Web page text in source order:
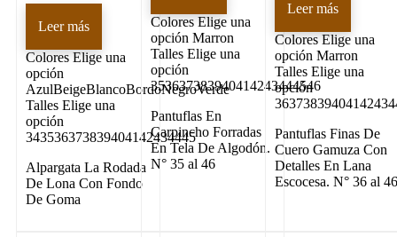
Leer más
Colores Elige una
opción
AzulBeigeBlancoBordoNegroVerde
Talles Elige una
opción
343536373839404142434445
Alpargata La Rodada
De Lona Con Fondo
De Goma
ColoresElige una
opción Marron
TallesElige una
opción
353637383940414243444546
Pantuflas En
Carpincho Forradas
En Tela De Algodón.
N° 35 al 46
Leer más
Colores Elige una
opción Marron
Talles Elige una
opción
Pantuflas Finas De
Cuero Gamuza Con
Detalles En Lana
Escocesa. N° 36 al